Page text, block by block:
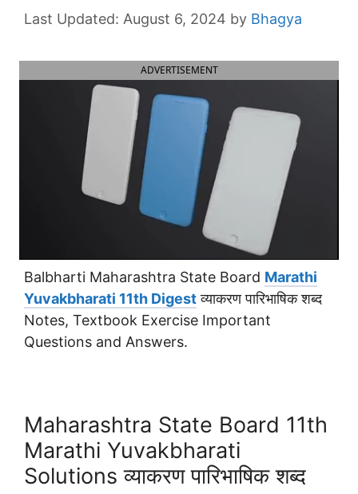
August 6, 2024 by Bhagya
ADVERTISEMENT
Balbharti Maharashtra State Board Marathi
Yuvakbharati 11th Digestव्याकरण पारिभाषिक शब्द
Notes, Textbook Exercise Important
Questions and Answers.
Maharashtra State Board 11th
Marathi Yuvakbharati
Solutions व्याकरण पारिभाषिक शब्द